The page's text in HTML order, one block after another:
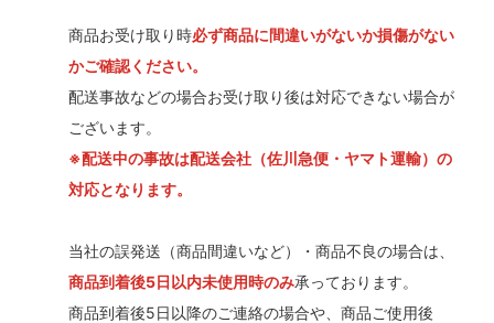
商品お受け取り時必ず商品に間違いがないか損傷がない
かご確認ください。
配送事故などの場合お受け取り後は対応できない場合が
ございます。
※配送中の事故は配送会社（佐川急便・ヤマト運輸）の
対応となります。
当社の誤発送（商品間違いなど）・商品不良の場合は、
商品到着後5日以内未使用時のみ承っております。
商品到着後5日以降のご連絡の場合や、商品ご使用後